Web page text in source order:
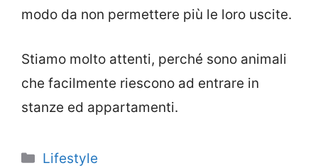
modo da non permettere più le loro uscite.
Stiamo molto attenti, perché sono animali
che facilmente riescono ad entrare in
stanze ed appartamenti.
Categorie
Lifestyle